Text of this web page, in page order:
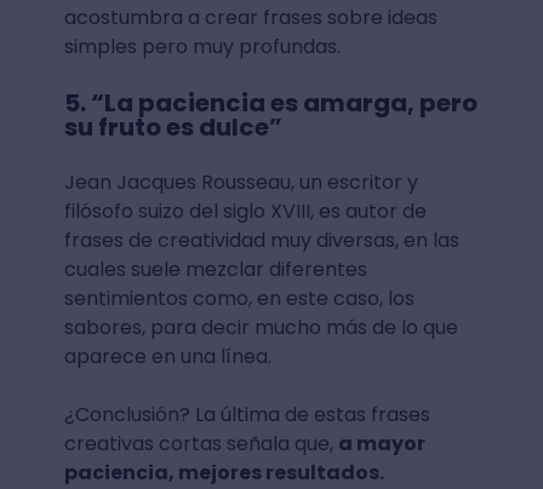
acostumbra a crear frases sobre ideas
simples pero muy profundas.
5. “La paciencia es amarga, pero
su fruto es dulce”
Jean Jacques Rousseau, un escritor y
filósofo suizo del siglo XVIII, es autor de
frases de creatividad muy diversas, en las
cuales suele mezclar diferentes
sentimientos como, en este caso, los
sabores, para decir mucho más de lo que
aparece en una línea.
¿Conclusión? La última de estas frases
creativas cortas señala que, a mayor
paciencia, mejores resultados.